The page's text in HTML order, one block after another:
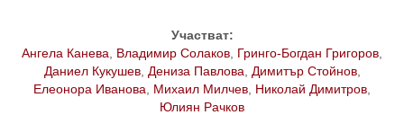
Участват:
Ангела Канева
Владимир Солаков Гринго-Богдан Григоров
Даниел Кукушев, Дениза Павлова Димитър Стойнов,
Елеонора Иванова
Михаил Милчев Николай Димитров
Юлиян Рачков